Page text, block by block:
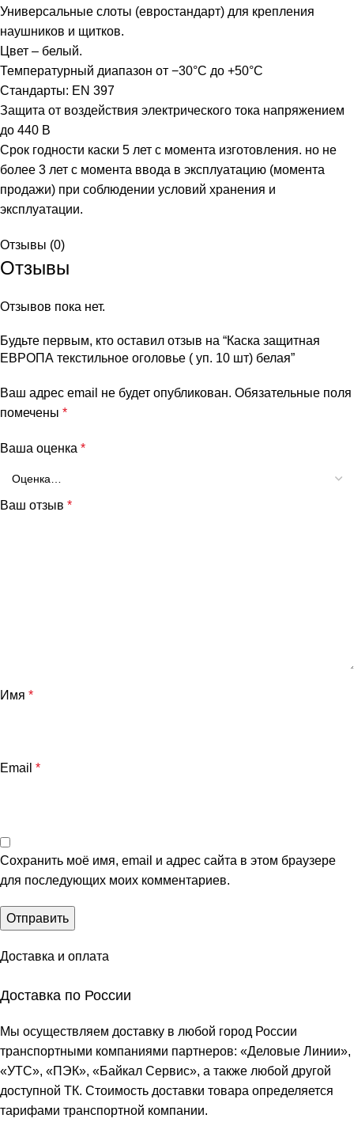
Универсальные слоты (евростандарт) для крепления
наушников и щитков.
Цвет – белый.
Температурный диапазон от −30°С до +50°С
Стандарты: EN 397
Защита от воздействия электрического тока напряжением
до 440 В
Срок годности каски 5 лет с момента изготовления. но не
более 3 лет с момента ввода в эксплуатацию (момента
продажи) при соблюдении условий хранения и
эксплуатации.
Отзывы (0)
Отзывы
Отзывов пока нет.
Будьте первым, кто оставил отзыв на “Каска защитная
ЕВРОПА текстильное оголовье ( уп. 10 шт) белая”
Ваш адрес email не будет опубликован. Обязательные поля
помечены *
Ваша оценка *
Ваш отзыв *
Имя *
Email *
Сохранить моё имя, email и адрес сайта в этом браузере
для последующих моих комментариев.
Доставка и оплата
Доставка по России
Мы осуществляем доставку в любой город России
транспортными компаниями партнеров: «Деловые Линии»,
«УТС», «ПЭК», «Байкал Сервис», а также любой другой
доступной ТК. Стоимость доставки товара определяется
тарифами транспортной компании.